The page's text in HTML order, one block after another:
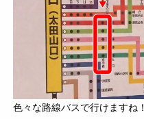
色々な路線バスで行けますね！